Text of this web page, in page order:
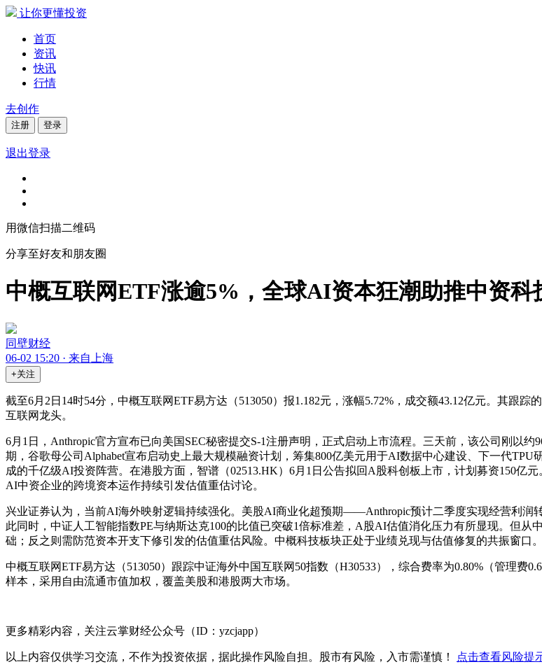
让你更懂投资
首页
资讯
快讯
行情
去创作
注册 登录
退出登录
用微信扫描二维码
分享至好友和朋友圈
中概互联网ETF涨逾5%，全球AI资本狂潮助推中资科
同壁财经
06-02 15:20 · 来自上海
+关注
截至6月2日14时54分，中概互联网ETF易方达（513050）报1.182元，涨幅5.72%，成交额43.12亿元。其跟
互联网龙头。
6月1日，Anthropic官方宣布已向美国SEC秘密提交S-1注册声明，正式启动上市流程。三天前，该公司刚以
期，谷歌母公司Alphabet宣布启动史上最大规模融资计划，筹集800亿美元用于AI数据中心建设、下一代TPU
成的千亿级AI投资阵营。在港股方面，智谱（02513.HK）6月1日公告拟回A股科创板上市，计划募资150亿
AI中资企业的跨境资本运作持续引发估值重估讨论。
兴业证券认为，当前AI海外映射逻辑持续强化。美股AI商业化超预期——Anthropic预计二季度实现经营利润
此同时，中证人工智能指数PE与纳斯达克100的比值已突破1倍标准差，A股AI估值消化压力有所显现。但
础；反之则需防范资本开支下修引发的估值重估风险。中概科技板块正处于业绩兑现与估值修复的共振窗口。
中概互联网ETF易方达（513050）跟踪中证海外中国互联网50指数（H30533），综合费率为0.80%（管理费
样本，采用自由流通市值加权，覆盖美股和港股两大市场。
更多精彩内容，关注云掌财经公众号（ID：yzcjapp）
以上内容仅供学习交流，不作为投资依据，据此操作风险自担。股市有风险，入市需谨慎！ 点击查看风险提